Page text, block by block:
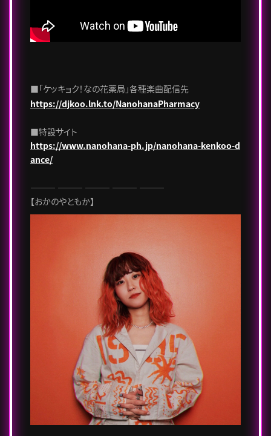
■「ケッキョク！なの花薬局」各種楽曲配信先
https://djkoo.lnk.to/NanohanaPharmacy
■特設サイト
https://www.nanohana-ph.jp/nanohana-kenkoo-d
ance/
――― ――― ――― ――― ―――
【おかのやともか】